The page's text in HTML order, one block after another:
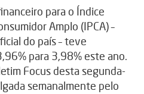
para o Índice
Amplo (IPCA) –
do país – teve
para 3,98% este ano.
Focus desta segunda-
semanalmente pelo